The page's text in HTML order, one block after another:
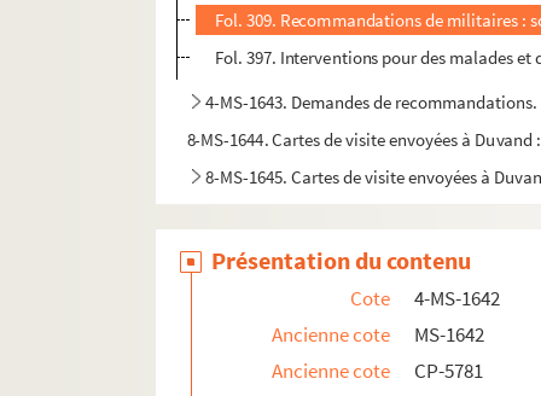
Fol. 309. Recommandations de militaires :
Fol. 397. Interventions pour des malades et
4-MS-1643. Demandes de recommandations.
8-MS-1644. Cartes de visite envoyées à Duvand
8-MS-1645. Cartes de visite envoyées à
Présentation du contenu
Cote
4-MS-1642
Ancienne cote
MS-1642
Ancienne cote
CP-5781